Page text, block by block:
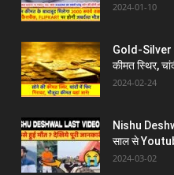
2024-01-10
Gold-Silver
कीमत स्थिर,
2024-02-24
Nishu
साल से
2024-03-02